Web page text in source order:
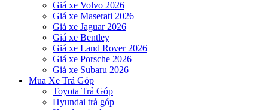
Giá xe Volvo 2026
Giá xe Maserati 2026
Giá xe Jaguar 2026
Giá xe Bentley
Giá xe Land Rover 2026
Giá xe Porsche 2026
Giá xe Subaru 2026
Mua Xe Trả Góp
Toyota Trả Góp
Hyundai trả góp